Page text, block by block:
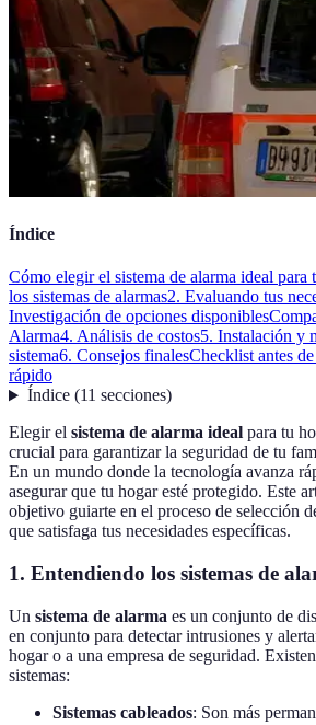
Índice
Cómo elegir el sistema de alarma ideal para
los sistemas de alarmas2. Evaluando tus
Investigación de opciones disponibles
Alarma4. Análisis de costos5. Instalación y
sistema6. Consejos finalesChecklist antes
rápido
Índice(11 secciones)
Elegir el sistema de alarma ideal para tu
crucial para garantizar la seguridad de tu
En un mundo donde la tecnología avanza
asegurar que tu hogar esté protegido. Este
objetivo guiarte en el proceso de selección
que satisfaga tus necesidades específicas.
1. Entendiendo los sistemas de
Un sistema de alarma es un conjunto de
en conjunto para detectar intrusiones y
hogar o a una empresa de seguridad.
sistemas:
Sistemas cableados: Son más